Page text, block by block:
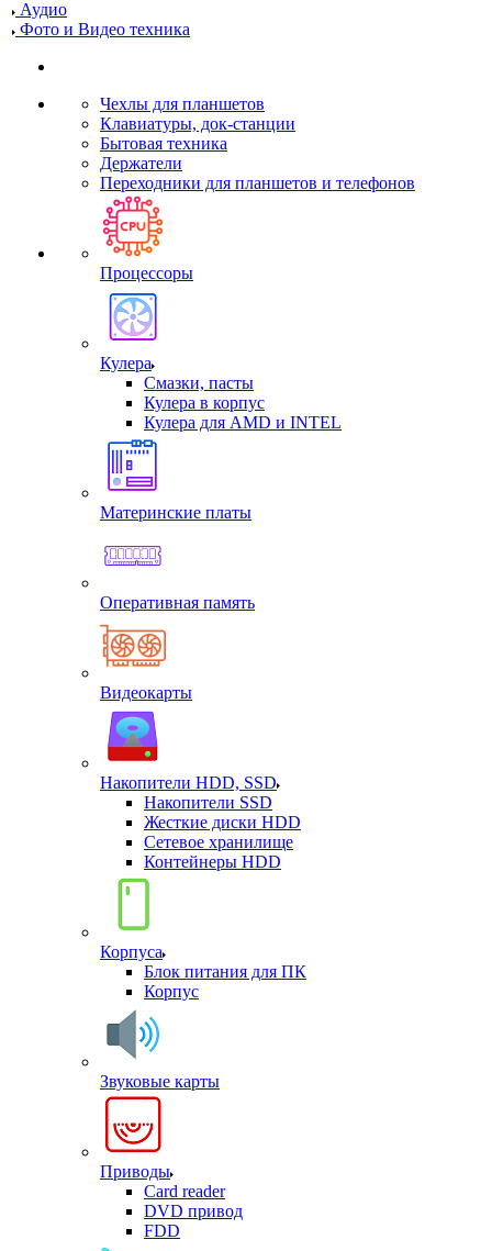
Аудио
Фото и Видео техника
Чехлы для планшетов
Клавиатуры, док-станции
Бытовая техника
Держатели
Переходники для планшетов и телефонов
Процессоры
Кулера
Смазки, пасты
Кулера в корпус
Кулера для AMD и INTEL
Материнские платы
Оперативная память
Видеокарты
Накопители HDD, SSD
Накопители SSD
Жесткие диски HDD
Сетевое хранилище
Контейнеры HDD
Корпуса
Блок питания для ПК
Корпус
Звуковые карты
Приводы
Card reader
DVD привод
FDD